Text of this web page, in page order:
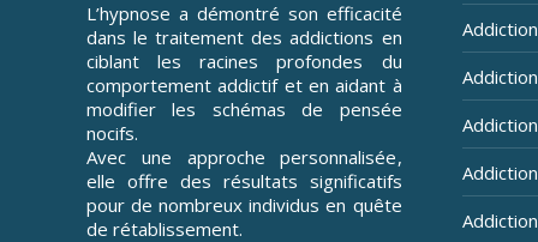
L’hypnose a démontré son efficacité
dans le traitement des addictions en
ciblant les racines profondes du
comportement addictif et en aidant à
modifier les schémas de pensée
nocifs.
Avec une approche personnalisée,
elle offre des résultats significatifs
pour de nombreux individus en quête
de rétablissement.